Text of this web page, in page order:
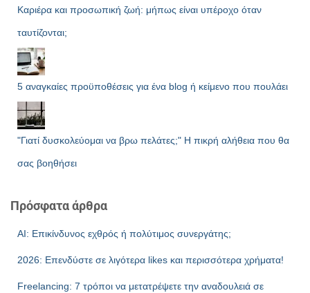
Καριέρα και προσωπική ζωή: μήπως είναι υπέροχο όταν
ταυτίζονται;
5 αναγκαίες προϋποθέσεις για ένα blog ή κείμενο που πουλάει
"Γιατί δυσκολεύομαι να βρω πελάτες;" Η πικρή αλήθεια που θα
σας βοηθήσει
Πρόσφατα άρθρα
AI: Επικίνδυνος εχθρός ή πολύτιμος συνεργάτης;
2026: Επενδύστε σε λιγότερα likes και περισσότερα χρήματα!
Freelancing: 7 τρόποι να μετατρέψετε την αναδουλειά σε